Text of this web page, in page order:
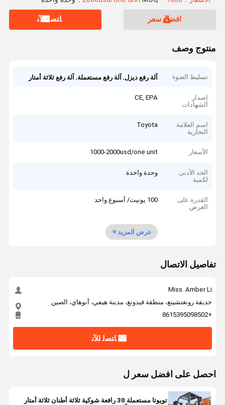
افضل سعر ﺎﺘﺼﻟ ﺍﻶﻧ
منتوج وصف
تسليط الضوء آلة رفع ديزل, آلة رفع مستعملة, آلة رفع ثلاثة أمتار
إصدار
الشهادات
CE, EPA
اسم العلامة
التجارية
Toyota
الأسعار 1000-2000usd/one unit
الحد الأدنى
لكمية
وحدة واحدة
القدرة على
العرض
100 يونيت/ أسبوع واحد
عرض المزيد
تفاصيل الاتصال
Miss. Amber Li
حديقة رونغتشينغ، منطقة فيدونغ، مدينة هيفي، أنوهاي، الصين
+8615395098502
ﺎﺘﺼﻟ ﺍﻶﻧ
احصل على افضل سعر ل
تويوتا مستعملة 30 رافعة شوكية ثلاثة أطنان ثلاثة أمتار